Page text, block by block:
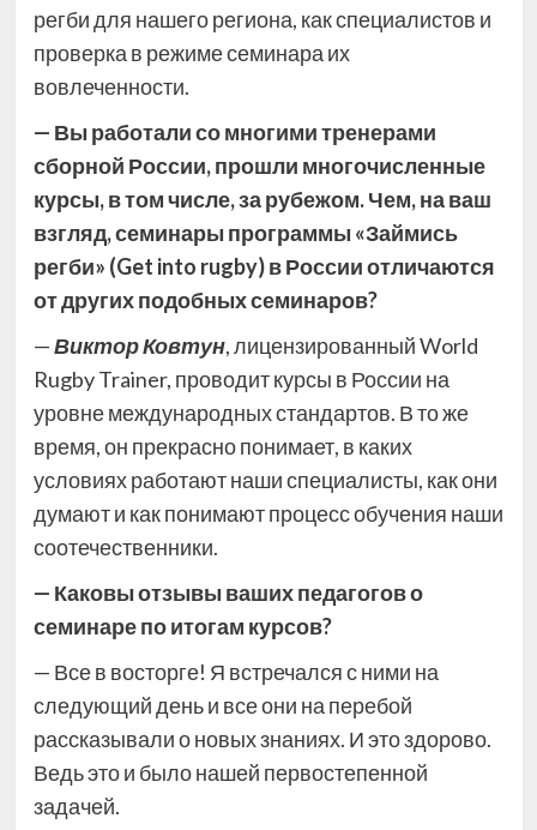
регби для нашего региона, как специалистов и
проверка в режиме семинара их
вовлеченности.
— Вы работали со многими тренерами
сборной России, прошли многочисленные
курсы, в том числе, за рубежом. Чем, на ваш
взгляд, семинары программы «Займись
регби» (Get into rugby) в России отличаются
от других подобных семинаров?
—Виктор Ковтун, лицензированный World
Rugby Trainer, проводит курсы в России на
уровне международных стандартов. В то же
время, он прекрасно понимает, в каких
условиях работают наши специалисты, как они
думают и как понимают процесс обучения наши
соотечественники.
— Каковы отзывы ваших педагогов о
семинаре по итогам курсов?
— Все в восторге! Я встречался с ними на
следующий день и все они на перебой
рассказывали о новых знаниях. И это здорово.
Ведь это и было нашей первостепенной
задачей.